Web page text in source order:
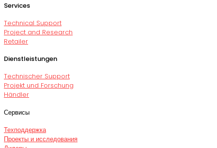
Services
Technical Support
Project and Research
Retailer
Dienstleistungen
Technischer Support
Projekt und Forschung
Händler
Сервисы
Техподдержка
Проекты и исследования